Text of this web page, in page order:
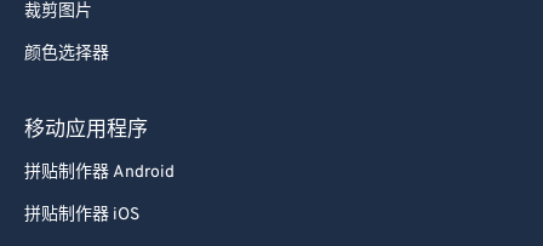
裁剪图片
颜色选择器
移动应用程序
拼贴制作器 Android
拼贴制作器 iOS